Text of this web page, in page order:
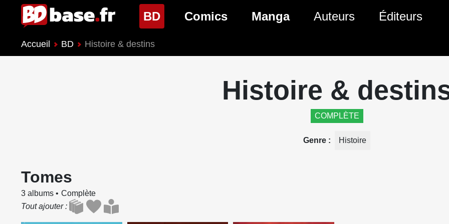
BD(page courante)
Nouveautés BD
Comics
Genres Comics
Manga
Genres Manga
Auteurs Éditeurs
Accueil BD Histoire & destins
Histoire &
COMPLÈTE
Genre Histoire
Tomes
3 albums
Complète
Tout ajouter